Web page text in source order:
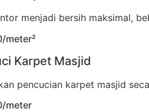
menjadi bersih maksimal,
meter²
Karpet Masjid
pencucian karpet masjid
meter